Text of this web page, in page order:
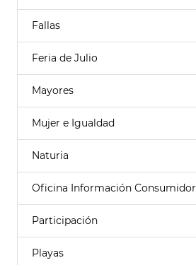
Fallas
Feria de Julio
Mayores
Mujer e Igualdad
Naturia
Oficina Información Consumidor
Participación
Playas